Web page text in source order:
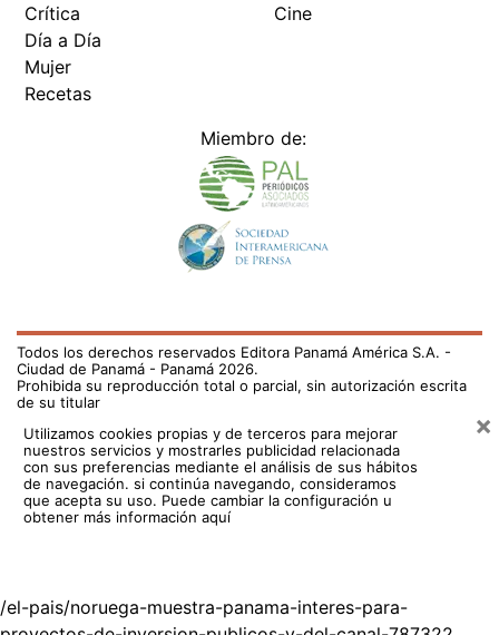
Crítica
Día a Día
Mujer
Recetas
Cine
Miembro de:
Todos los derechos reservados Editora Panamá América S.A. -
Ciudad de Panamá - Panamá 2026.
Prohibida su reproducción total o parcial, sin autorización escrita
de su titular
Utilizamos cookies propias y de terceros para mejorar
nuestros servicios y mostrarles publicidad relacionada
con sus preferencias mediante el análisis de sus hábitos
de navegación. si continúa navegando, consideramos
que acepta su uso. Puede cambiar la configuración u
obtener más información aquí
×
/el-pais/noruega-muestra-panama-interes-para-